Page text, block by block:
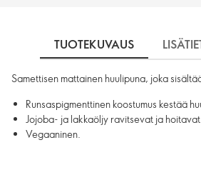
TUOTEKUVAUS
Samettisen mattainen huulipuna, joka
Runsaspigmenttinen koostumus kestää
Jojoba- ja lakkaöljy ravitsevat ja
Vegaaninen.